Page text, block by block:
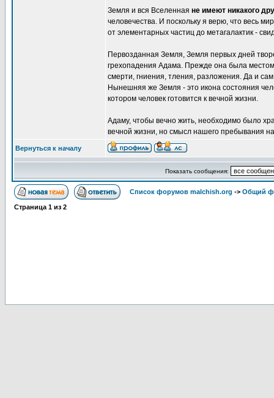
Земля и вся Вселенная не имеют никакого
человечества. И поскольку я верю, что весь
от элементарных частиц до метагалактик -
Первозданная Земля, Земля первых дней
грехопадения Адама. Прежде она была
смерти, гниения, тления, разложения. Да и
Нынешняя же Земля - это икона состояния
котором человек готовится к вечной жизни.
Адаму, чтобы вечно жить, необходимо было
вечной жизни, но смысл нашего пребывания
Вернуться к началу
Показать сообщения:
Список форумов malchish.org -> Общий
Страница 1 из 2